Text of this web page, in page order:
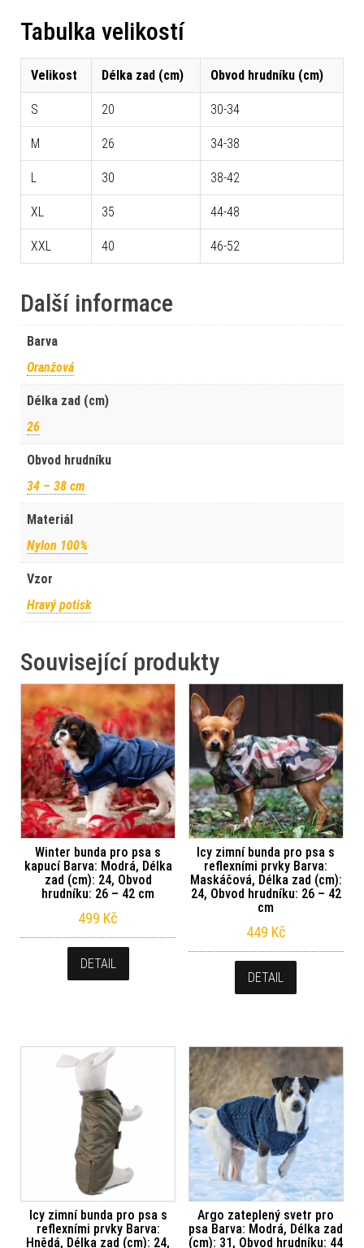
Tabulka velikostí
Velikost Délka zad (cm) Obvod hrudníku (cm)
S 20 30-34
M 26 34-38
L 30 38-42
XL 35 44-48
XXL 40 46-52
Další informace
Barva
Oranžová
Délka zad (cm)
26
Obvod hrudníku
34 – 38 cm
Materiál
Nylon 100%
Vzor
Hravý potisk
Související produkty
Winter bunda pro psa s
kapucí Barva: Modrá, Délka
zad (cm): 24, Obvod
hrudníku: 26 – 42 cm
499 Kč
DETAIL
Icy zimní bunda pro psa s
reflexními prvky Barva:
Maskáčová, Délka zad (cm):
24, Obvod hrudníku: 26 – 42
cm
449 Kč
DETAIL
Icy zimní bunda pro psa s
reflexními prvky Barva:
Hnědá, Délka zad (cm): 24,
Argo zateplený svetr pro
psa Barva: Modrá, Délka zad
(cm): 31, Obvod hrudníku: 44